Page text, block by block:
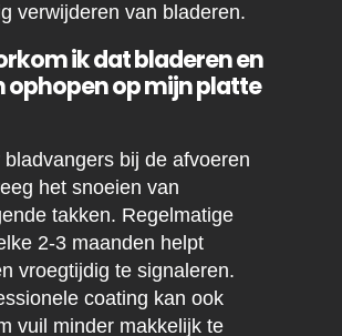
verwijderen van bladeren.
ik dat bladeren en
ophopen op mijn platte
bladvangers bij de afvoeren
het snoeien van
takken. Regelmatige
2-3 maanden helpt
vroegtijdig te signaleren.
coating kan ook
vuil minder makkelijk te